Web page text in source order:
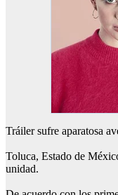
Tráiler sufre aparatosa
Toluca, Estado de
unidad.